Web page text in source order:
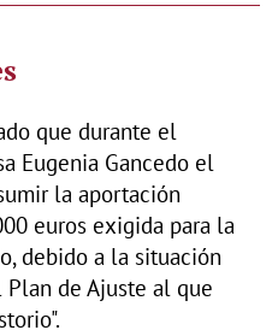
que durante el
Eugenia Gancedo el
la aportación
euros exigida para la
debido a la situación
de Ajuste al que